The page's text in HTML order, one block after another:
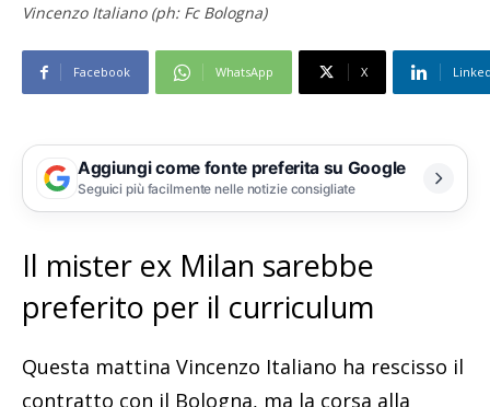
Vincenzo Italiano (ph: Fc Bologna)
Facebook WhatsApp X
Aggiungi come fonte preferita su Google
Seguici più facilmente nelle notizie consigliate
Il mister ex Milan sarebbe
preferito per il curriculum
Questa mattina Vincenzo Italiano ha rescisso il
contratto con il Bologna, ma la corsa alla